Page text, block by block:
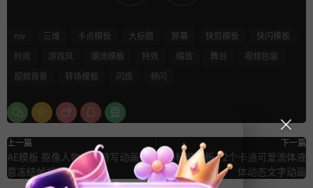
mv 三维 卡点模板 大标题 屏幕 快剪模板
快闪模板
时尚
游戏风 潮流模板 特效 缩放 舞台
视频包装
视频背景
转场模板 闪烁 频闪
上一篇
AE模板 抠像人物定格特写动画创
意冻结帧视频包装
下一篇
ae标题模板 12个卡通可爱流体液
体动态文字动画